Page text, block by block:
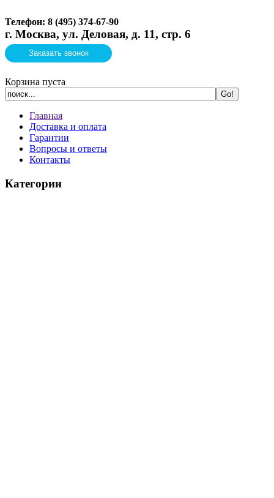
Телефон: 8 (495) 374-67-90
г. Москва, ул. Деловая, д. 11, стр. 6
Заказать звонок
Корзина пуста
Главная
Доставка и оплата
Гарантии
Вопросы и ответы
Контакты
Категории